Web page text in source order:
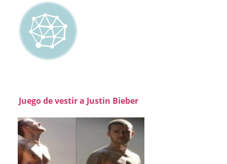
Juego de vestir a Justin Bieber